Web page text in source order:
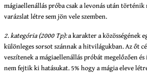
mágiaellenállás próba csak a levonás után történik
varázslat létre sem jön vele szemben.
2. kategória (2000 Tp):a karakter a közösségének
különleges sorsot szánnak a hitvilágukban. Az őt
veszítenek a mágiaellenállás próbát megelőzően
nem fejtik ki hatásukat. 5% hogy a mágia eleve